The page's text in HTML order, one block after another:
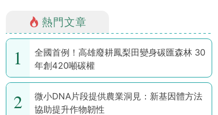
熱門文章
1
全國首例！高雄廢耕鳳梨田變身碳匯森林 30
年創420噸碳權
2
微小DNA片段提供農業洞見：新基因體方法
協助提升作物韌性